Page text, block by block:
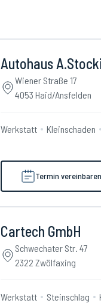
Autohaus
Wiener Straße 17
4053 Haid/Ansfelden
Werkstatt Kleinschaden
Termin vereinbaren
Cartech GmbH
Schwechater Str. 47
2322 Zwölfaxing
Werkstatt Steinschlag